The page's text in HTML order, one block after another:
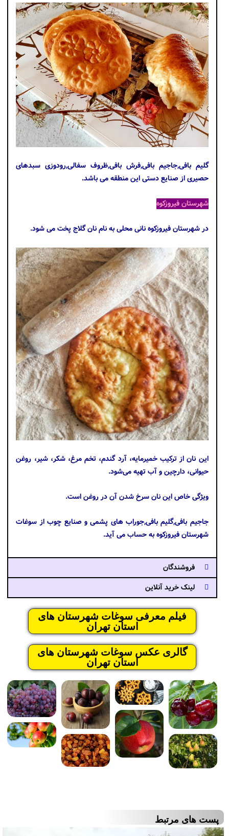
گلیم بافی,جاجیم بافی,فرش بافی,ظروف سفالی,رودوزی سبدهای
حصیری از صنایع دستی این منطقه می باشد.
شهرستان فیروزکوه
در شهرستان فیروزکوه نانی محلی به نام نان گلاج پخت می شود.
این نان از ترکیب خمیرمایه، آرد گندم، تخم مرغ، شکر، شیر، روغن
حیوانی، دارچین و آب تهیه می‌شود.
ویژگی خاص این نان سرخ شدن آن در روغن است.
جاجیم بافی,گلیم بافی,جوراب های پشمی و صنایع چوب از سوغات
شهرستان فیروزکوه به حساب می آید.
فروشندگان
لینک خرید آنلاین
فیلم معرفی سوغات شهرستان های
استان تهران
گالری عکس سوغات شهرستان های
استان تهران
پست های مرتبط